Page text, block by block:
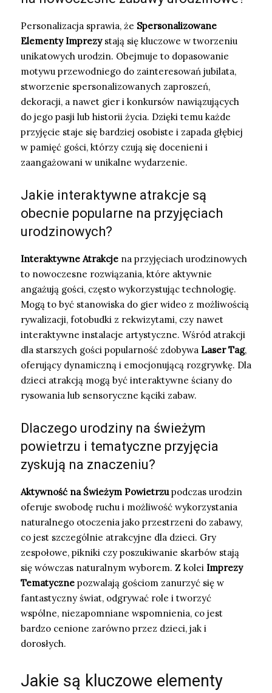
Personalizacja sprawia, że Spersonalizowane
Elementy Imprezystają się kluczowe w tworzeniu
unikatowych urodzin. Obejmuje to dopasowanie
motywu przewodniego do zainteresowań jubilata,
stworzenie spersonalizowanych zaproszeń,
dekoracji, a nawet gier i konkursów nawiązujących
do jego pasji lub historii życia. Dzięki temu każde
przyjęcie staje się bardziej osobiste i zapada głębiej
w pamięć gości, którzy czują się docenieni i
zaangażowani w unikalne wydarzenie.
Jakie interaktywne atrakcje są
obecnie popularne na przyjęciach
urodzinowych?
Interaktywne Atrakcje na przyjęciach urodzinowych
to nowoczesne rozwiązania, które aktywnie
angażują gości, często wykorzystując technologię.
Mogą to być stanowiska do gier wideo z możliwością
rywalizacji, fotobudki z rekwizytami, czy nawet
interaktywne instalacje artystyczne. Wśród atrakcji
dla starszych gości popularność zdobywa Laser Tag,
oferujący dynamiczną i emocjonującą rozgrywkę. Dla
dzieci atrakcją mogą być interaktywne ściany do
rysowania lub sensoryczne kąciki zabaw.
Dlaczego urodziny na świeżym
powietrzu i tematyczne przyjęcia
zyskują na znaczeniu?
Aktywność na Świeżym Powietrzupodczas urodzin
oferuje swobodę ruchu i możliwość wykorzystania
naturalnego otoczenia jako przestrzeni do zabawy,
co jest szczególnie atrakcyjne dla dzieci. Gry
zespołowe, pikniki czy poszukiwanie skarbów stają
się wówczas naturalnym wyborem. Z kolei Imprezy
Tematyczne pozwalają gościom zanurzyć się w
fantastyczny świat, odgrywać role i tworzyć
wspólne, niezapomniane wspomnienia, co jest
bardzo cenione zarówno przez dzieci, jak i
dorosłych.
Jakie są kluczowe elementy